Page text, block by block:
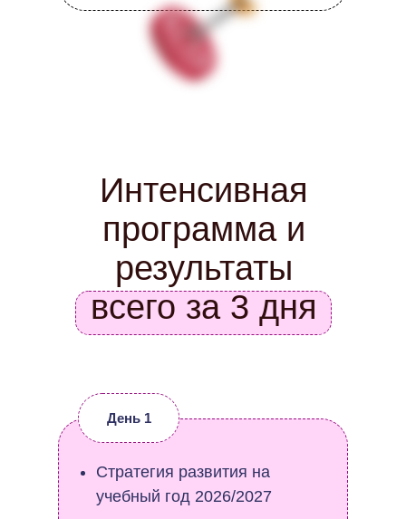
Интенсивная
программа и
результаты
всего за 3 дня
День 1
Стратегия развития на
учебный год 2026/2027